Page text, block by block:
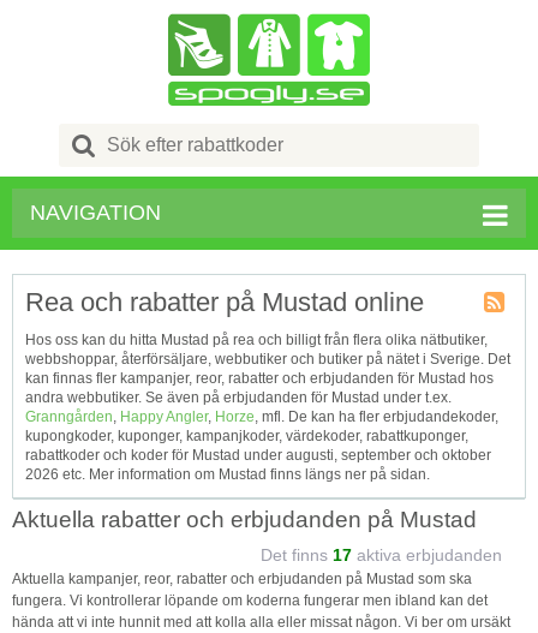
Search
for:
NAVIGATION
Tagg
RSS
Rea och rabatter på Mustad online
Hos oss kan du hitta Mustad på rea och billigt från flera olika nätbutiker,
webbshoppar, återförsäljare, webbutiker och butiker på nätet i Sverige. Det
kan finnas fler kampanjer, reor, rabatter och erbjudanden för Mustad hos
andra webbutiker. Se även på erbjudanden för Mustad under t.ex.
Granngården, Happy Angler, Horze, mfl. De kan ha fler erbjudandekoder,
kupongkoder, kuponger, kampanjkoder, värdekoder, rabattkuponger,
rabattkoder och koder för Mustad under augusti, september och oktober
2026 etc. Mer information om Mustad finns längs ner på sidan.
Aktuella rabatter och erbjudanden på Mustad
Det finns 17 aktiva erbjudanden
Aktuella kampanjer, reor, rabatter och erbjudanden på Mustad som ska
fungera. Vi kontrollerar löpande om koderna fungerar men ibland kan det
hända att vi inte hunnit med att kolla alla eller missat någon. Vi ber om ursäkt